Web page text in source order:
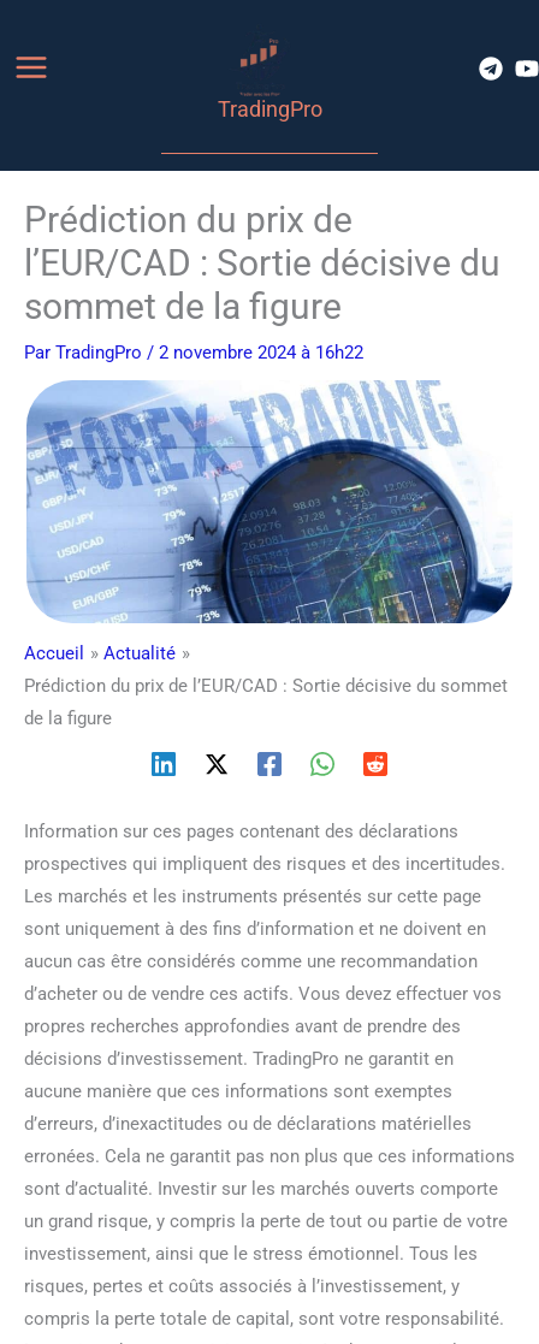
contenu
TradingPro
Prédiction du prix de
l’EUR/CAD : Sortie décisive du
sommet de la figure
Par TradingPro / 2 novembre 2024 à 16h22
Accueil
Actualité
Prédiction du prix de l’EUR/CAD : Sortie décisive du sommet
de la figure
Information sur ces pages contenant des déclarations
prospectives qui impliquent des risques et des incertitudes.
Les marchés et les instruments présentés sur cette page
sont uniquement à des fins d’information et ne doivent en
aucun cas être considérés comme une recommandation
d’acheter ou de vendre ces actifs. Vous devez effectuer vos
propres recherches approfondies avant de prendre des
décisions d’investissement. TradingPro ne garantit en
aucune manière que ces informations sont exemptes
d’erreurs, d’inexactitudes ou de déclarations matérielles
erronées. Cela ne garantit pas non plus que ces informations
sont d’actualité. Investir sur les marchés ouverts comporte
un grand risque, y compris la perte de tout ou partie de votre
investissement, ainsi que le stress émotionnel. Tous les
risques, pertes et coûts associés à l’investissement, y
compris la perte totale de capital, sont votre responsabilité.